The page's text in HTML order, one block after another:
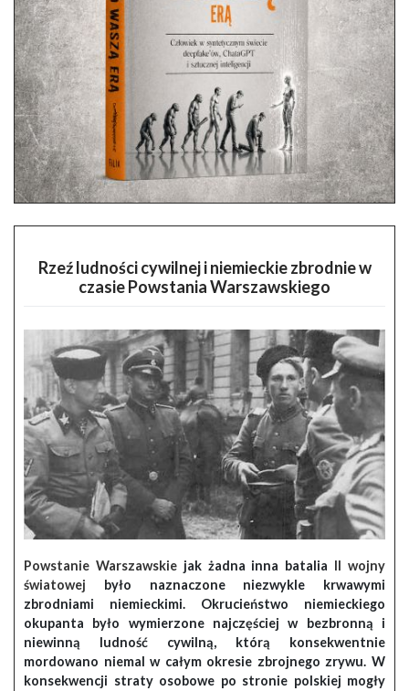
Rzeź ludności cywilnej i niemieckie zbrodnie w
czasie Powstania Warszawskiego
Powstanie Warszawskiejak żadna inna batalia II wojny
światowej było naznaczone niezwykle krwawymi
zbrodniami niemieckimi. Okrucieństwo niemieckiego
okupanta było wymierzone najczęściej w bezbronną i
niewinną ludność cywilną, którą konsekwentnie
mordowano niemal w całym okresie zbrojnego zrywu. W
konsekwencji straty osobowe po stronie polskiej mogły